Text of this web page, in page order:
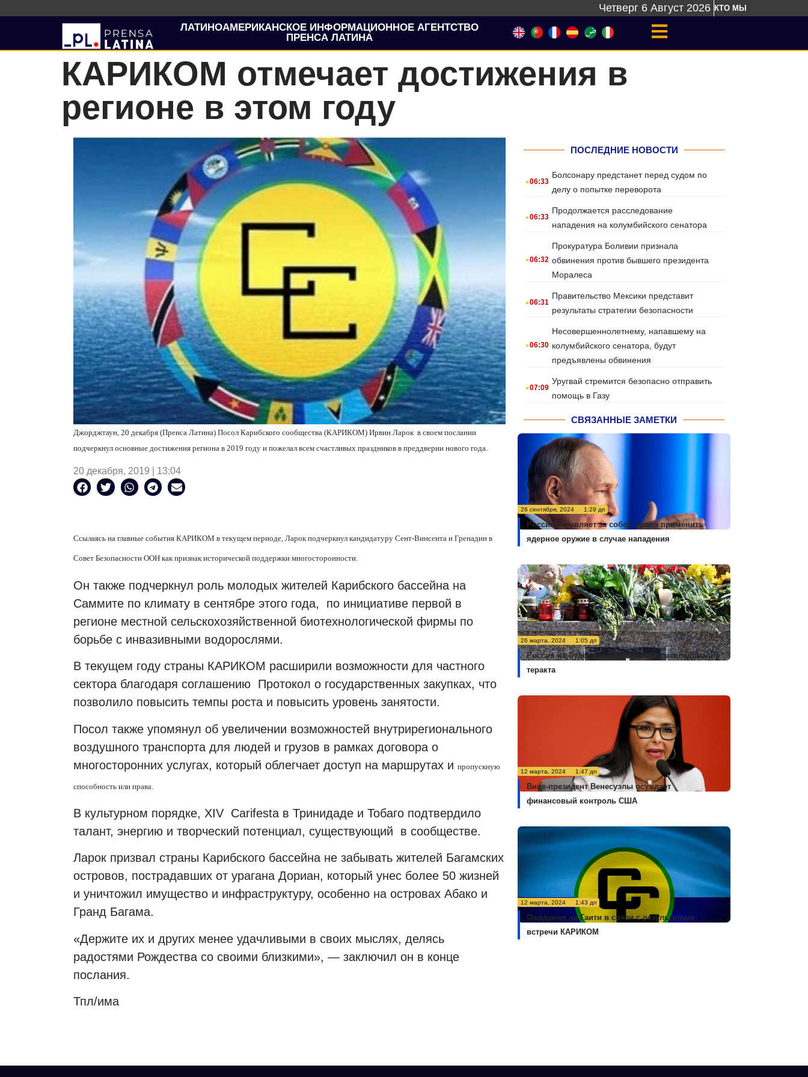
Четверг 6 Август 2026 КТО МЫ
ЛАТИНОАМЕРИКАНСКОЕ ИНФОРМАЦИОННОЕ АГЕНТСТВО
ПРЕНСА ЛАТИНА
КАРИКОМ отмечает достижения в
регионе в этом году
Джорджтаун, 20 декабря (Пренса Латина) Посол Карибского сообщества (КАРИКОМ) Ирвин Ларок в своем послании
подчеркнул основные достижения региона в 2019 году и пожелал всем счастливых праздников в преддверии нового года.
20 декабря, 2019 | 13:04
Ссылаясь на главные события КАРИКОМ в текущем периоде, Ларок подчеркнул кандидатуру Сент-Винсента и Гренадин в
Совет Безопасности ООН как признак исторической поддержки многосторонности.
Он также подчеркнул роль молодых жителей Карибского бассейна на
Саммите по климату в сентябре этого года,
по инициативе первой в
регионе местной сельскохозяйственной биотехнологической фирмы по
борьбе с инвазивными водорослями.
В текущем году страны КАРИКОМ расширили возможности для частного
сектора благодаря соглашению Протокол о государственных закупках, что
позволило повысить темпы роста и повысить уровень занятости.
Посол также упомянул об увеличении возможностей внутрирегионального
воздушного транспорта для людей и грузов в рамках договора о
многосторонних услугах, который облегчает доступ на маршрутах и пропускную
способность или права.
В культурном порядке, XIV Carifesta в Тринидаде и Тобаго подтвердило
талант, энергию и творческий потенциал, существующий
в сообществе.
Ларок призвал страны Карибского бассейна не забывать жителей Багамских
островов, пострадавших от урагана Дориан, который унес более 50 жизней
и уничтожил имущество и инфраструктуру, особенно на островах Абако и
Гранд Багама.
«Держите их и других менее удачливыми в своих мыслях, делясь
радостями Рождества со своими близкими», — заключил он в конце
послания.
Тпл/има
ПОСЛЕДНИЕ НОВОСТИ
.06:33
Болсонару предстанет перед судом по
делу о попытке переворота
.06:33
Продолжается расследование
нападения на колумбийского сенатора
.06:32
Прокуратура Боливии признала
обвинения против бывшего президента
Моралеса
.06:31
Правительство Мексики представит
результаты стратегии безопасности
.06:30
Несовершеннолетнему, напавшему на
колумбийского сенатора, будут
предъявлены обвинения
.07:09
Уругвай стремится безопасно отправить
помощь в Газу
СВЯЗАННЫЕ ЗАМЕТКИ
26 сентября, 2024 1:29 дп
Россия оставляет за собой право применить
ядерное оружие в случае нападения
26 марта, 2024 1:05 дп
Россия не будет комментировать расследование
теракта
12 марта, 2024 1:47 дп
Вице-президент Венесуэлы осуждает
финансовый контроль США
12 марта, 2024 1:43 дп
Ожидания на Гаити в связи с результатами
встречи КАРИКОМ